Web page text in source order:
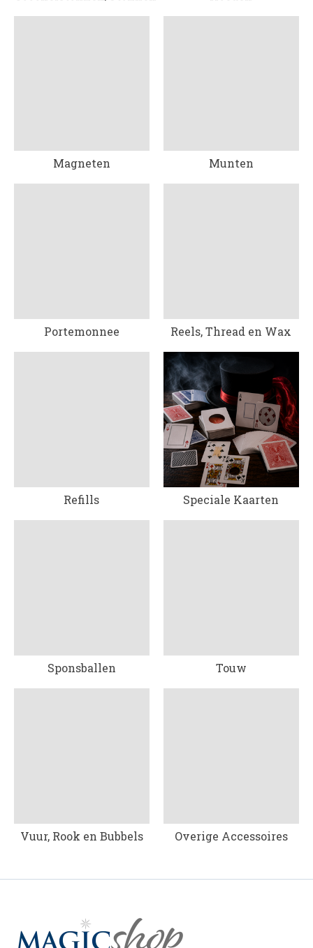
Magneten Munten
Portemonnee Reels, Thread en Wax
Refills Speciale Kaarten
Sponsballen Touw
Vuur, Rook en Bubbels Overige Accessoires